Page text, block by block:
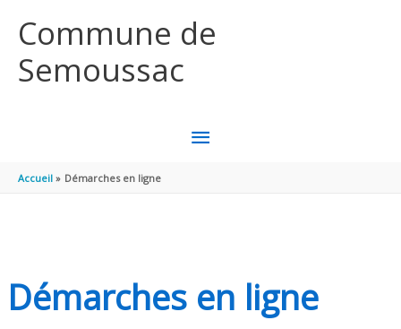
Commune de
Semoussac
MENU
Accueil Démarches en ligne
Démarches en ligne